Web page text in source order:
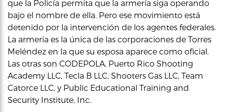
que la Policía permita que la armería siga operando
bajo el nombre de ella. Pero ese movimiento está
detenido por la intervención de los agentes federales.
La armería es la única de las corporaciones de Torres
Meléndez en la que su esposa aparece como oficial.
Las otras son CODEPOLA, Puerto Rico Shooting
Academy LLC, Tecla B LLC, Shooters Gas LLC, Team
Catorce LLC, y Public Educational Training and
Security Institute, Inc.